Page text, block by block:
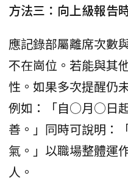
方法三：向上級報告
應記錄部屬離席次數
不在崗位。若能與其
性。如果多次提醒仍
例如：「自○月○日
善。」同時可說明：
氣。」以職場整體運
人。